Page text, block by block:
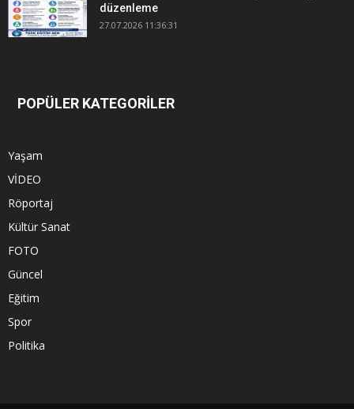
düzenleme
27.07.2026 11:36:31
POPÜLER KATEGORİLER
Yaşam
VİDEO
Röportaj
Kültür Sanat
FOTO
Güncel
Eğitim
Spor
Politika